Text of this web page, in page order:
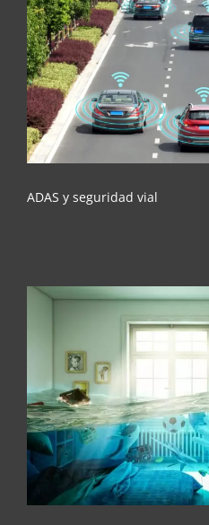
ADAS y
ADAS y seguridad vial
Los 5 siniestros más